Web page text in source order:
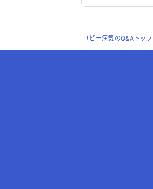
ユビー病気のQ&Aトップ